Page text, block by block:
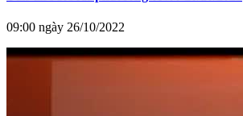
09:00 ngày 26/10/2022